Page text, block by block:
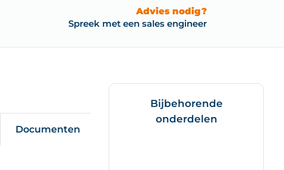
Advies nodig?
Spreek met een sales engineer
Documenten
Bijbehorende
onderdelen